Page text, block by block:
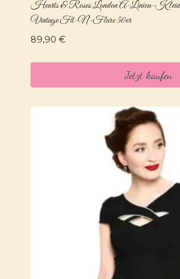
Hearts & Roses London A-Linien-
Vintage Fit-N-Flare 50er
89,90 €
Jetzt kaufen